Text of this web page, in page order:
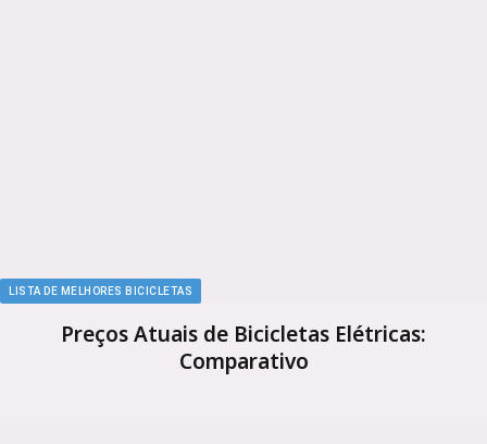
LISTA DE MELHORES BICICLETAS
Preços Atuais de Bicicletas Elétricas:
Comparativo